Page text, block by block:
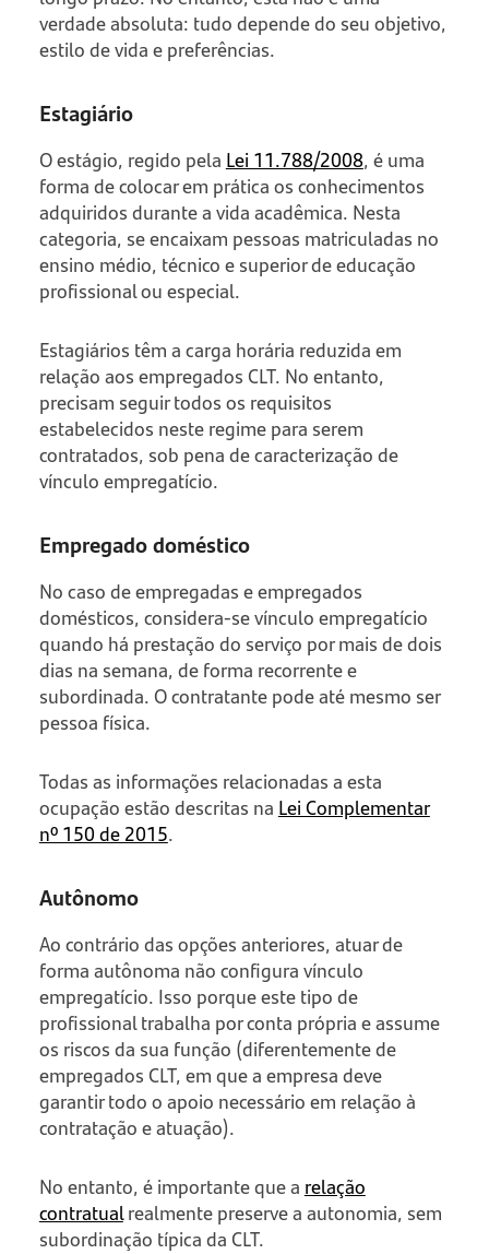
verdade absoluta: tudo depende do seu objetivo,
estilo de vida e preferências.
Estagiário
O estágio, regido pela Lei 11.788/2008, é uma
forma de colocar em prática os conhecimentos
adquiridos durante a vida acadêmica. Nesta
categoria, se encaixam pessoas matriculadas no
ensino médio, técnico e superior de educação
profissional ou especial.
Estagiários têm a carga horária reduzida em
relação aos empregados CLT. No entanto,
precisam seguir todos os requisitos
estabelecidos neste regime para serem
contratados, sob pena de caracterização de
vínculo empregatício.
Empregado doméstico
No caso de empregadas e empregados
domésticos, considera-se vínculo empregatício
quando há prestação do serviço por mais de dois
dias na semana, de forma recorrente e
subordinada. O contratante pode até mesmo ser
pessoa física.
Todas as informações relacionadas a esta
ocupação estão descritas na Lei Complementar
nº 150 de 2015.
Autônomo
Ao contrário das opções anteriores, atuar de
forma autônoma não configura vínculo
empregatício. Isso porque este tipo de
profissional trabalha por conta própria e assume
os riscos da sua função (diferentemente de
empregados CLT, em que a empresa deve
garantir todo o apoio necessário em relação à
contratação e atuação).
No entanto, é importante que a relação
contratualrealmente preserve a autonomia, sem
subordinação típica da CLT.